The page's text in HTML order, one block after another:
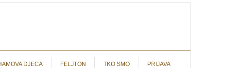
DJECA FELJTON TKO SMO PRIJAVA